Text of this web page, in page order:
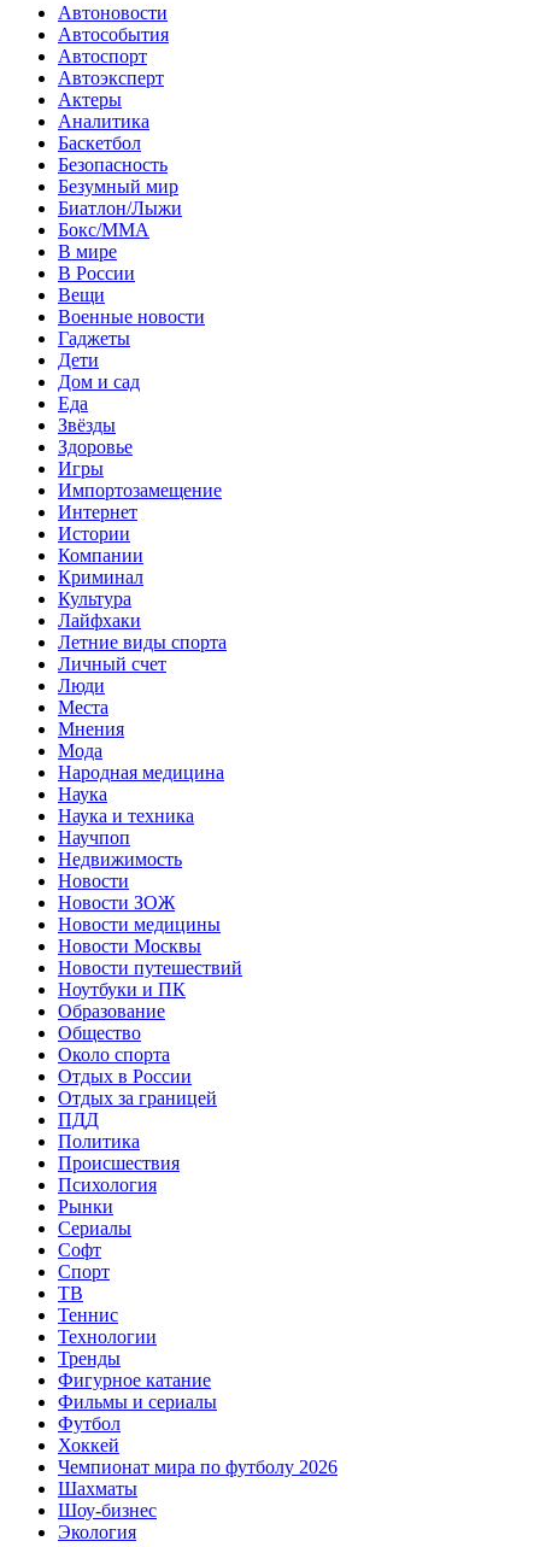
Автоновости
Автособытия
Автоспорт
Автоэксперт
Актеры
Аналитика
Баскетбол
Безопасность
Безумный мир
Биатлон/Лыжи
Бокс/MMA
В мире
В России
Вещи
Военные новости
Гаджеты
Дети
Дом и сад
Еда
Звёзды
Здоровье
Игры
Импортозамещение
Интернет
Истории
Компании
Криминал
Культура
Лайфхаки
Летние виды спорта
Личный счет
Люди
Места
Мнения
Мода
Народная медицина
Наука
Наука и техника
Научпоп
Недвижимость
Новости
Новости ЗОЖ
Новости медицины
Новости Москвы
Новости путешествий
Ноутбуки и ПК
Образование
Общество
Около спорта
Отдых в России
Отдых за границей
ПДД
Политика
Происшествия
Психология
Рынки
Сериалы
Софт
Спорт
ТВ
Теннис
Технологии
Тренды
Фигурное катание
Фильмы и сериалы
Футбол
Хоккей
Чемпионат мира по футболу 2026
Шахматы
Шоу-бизнес
Экология